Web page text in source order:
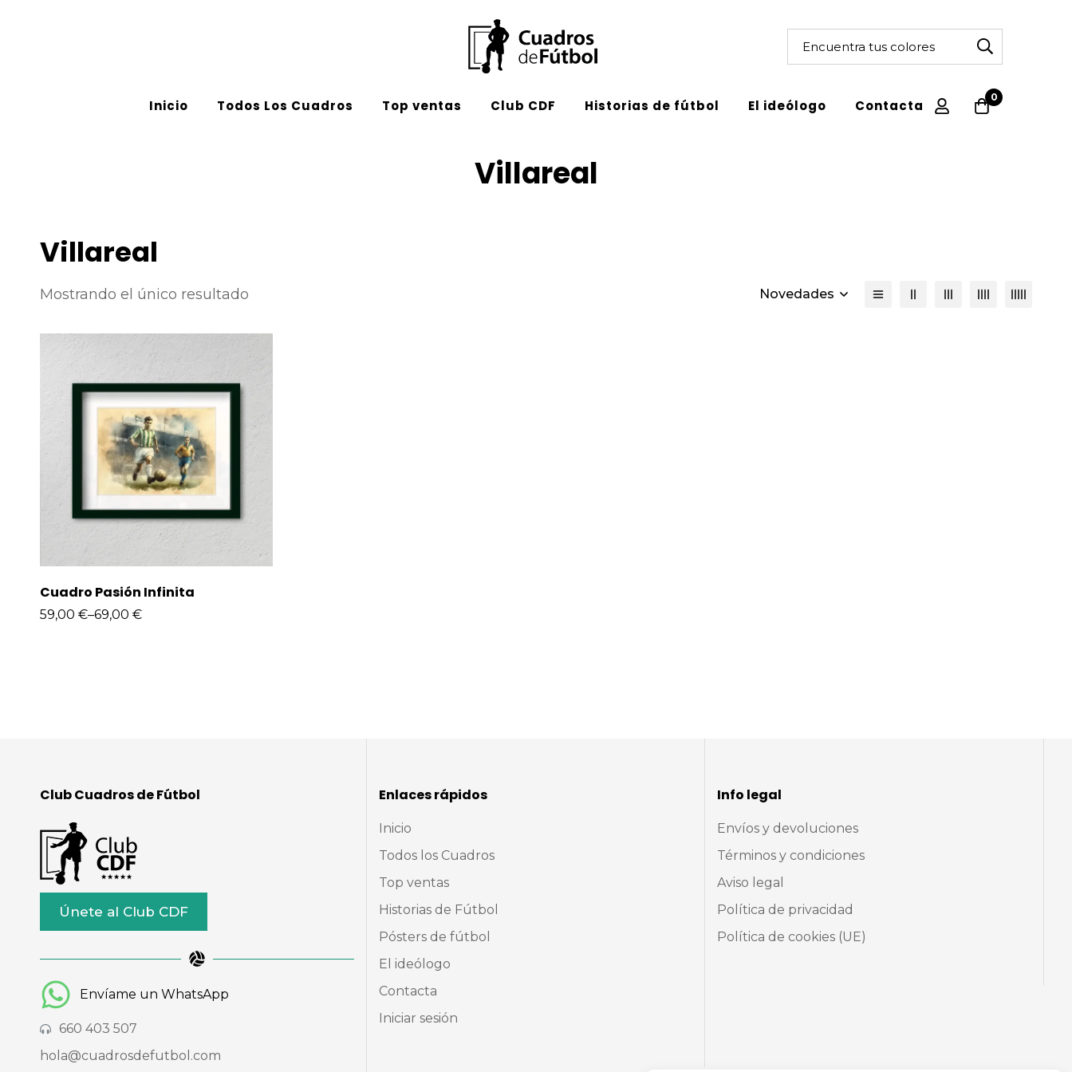
Inicio Todos Los Cuadros Top ventas Club CDF Historias de fútbol El ideólogo Contacta
0
Villareal
Villareal
Mostrando el único resultado Novedades
Cuadro Pasión Infinita
59,00 €–69,00 €
Club Cuadros de Fútbol
Únete al Club CDF
Envíame un WhatsApp
660 403 507
hola@cuadrosdefutbol.com
Enlaces rápidos
Inicio
Todos los Cuadros
Top ventas
Historias de Fútbol
Pósters de fútbol
El ideólogo
Contacta
Iniciar sesión
Info legal
Envíos y devoluciones
Términos y condiciones
Aviso legal
Política de privacidad
Política de cookies (UE)